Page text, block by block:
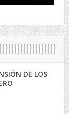
DE LOS